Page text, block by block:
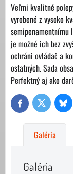
Veľmi kvalitné
vyrobené z vysoko
semipenamentnímu
je možné ich bez
ochráni ovládač a
ostatných. Sada
Perfektný aj ako
FacebookTwitter
Galéria
Galéria